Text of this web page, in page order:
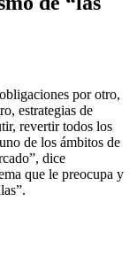
por otro,
estrategias de
revertir todos los
de los ámbitos de
dice
que le preocupa y